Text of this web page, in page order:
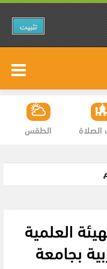
تثبيت
الطقس الصلاة
العلمية
بجامعة